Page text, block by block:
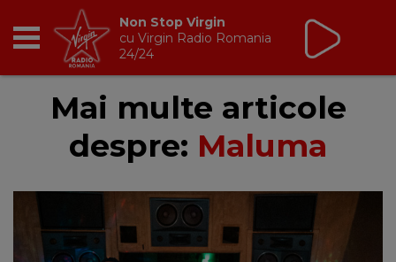
RADIO
BREAKFAST
TIC TALK
CÂȘTIGĂ
Non Stop Virgin
cu Virgin Radio Romania
24/24
Mai multe articole
despre: Maluma